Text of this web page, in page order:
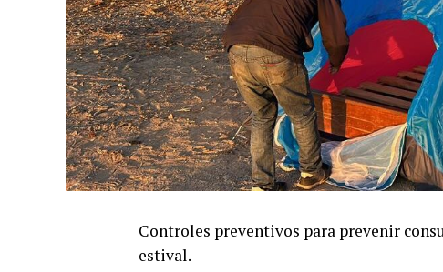
Controles preventivos para prevenir
estival.